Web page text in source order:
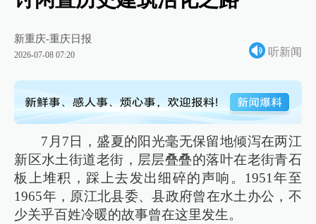
新重庆-重庆日报
2026-07-08 07:20 听新闻
7月7日，盛夏的阳光毫无保留地倾泻在两江
新区水土街道老街，层层叠叠的落叶在老街青石
板上堆积，踩上去发出细碎的声响。1951年至
1965年，原江北县委、县政府曾在水土办公，不
少关乎百姓冷暖的故事曾在这里发生。